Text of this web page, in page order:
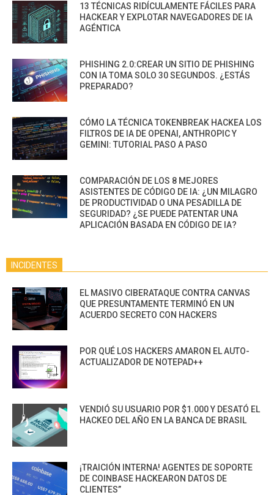
13 TÉCNICAS RIDÍCULAMENTE FÁCILES PARA
HACKEAR Y EXPLOTAR NAVEGADORES DE IA
AGÉNTICA
PHISHING 2.0:CREAR UN SITIO DE PHISHING
CON IA TOMA SOLO 30 SEGUNDOS. ¿ESTÁS
PREPARADO?
CÓMO LA TÉCNICA TOKENBREAK HACKEA LOS
FILTROS DE IA DE OPENAI, ANTHROPIC Y
GEMINI: TUTORIAL PASO A PASO
COMPARACIÓN DE LOS 8 MEJORES
ASISTENTES DE CÓDIGO DE IA: ¿UN MILAGRO
DE PRODUCTIVIDAD O UNA PESADILLA DE
SEGURIDAD? ¿SE PUEDE PATENTAR UNA
APLICACIÓN BASADA EN CÓDIGO DE IA?
INCIDENTES
EL MASIVO CIBERATAQUE CONTRA CANVAS
QUE PRESUNTAMENTE TERMINÓ EN UN
ACUERDO SECRETO CON HACKERS
POR QUÉ LOS HACKERS AMARON EL AUTO-
ACTUALIZADOR DE NOTEPAD++
VENDIÓ SU USUARIO POR $1.000 Y DESATÓ EL
HACKEO DEL AÑO EN LA BANCA DE BRASIL
¡TRAICIÓN INTERNA! AGENTES DE SOPORTE
DE COINBASE HACKEARON DATOS DE
CLIENTES”